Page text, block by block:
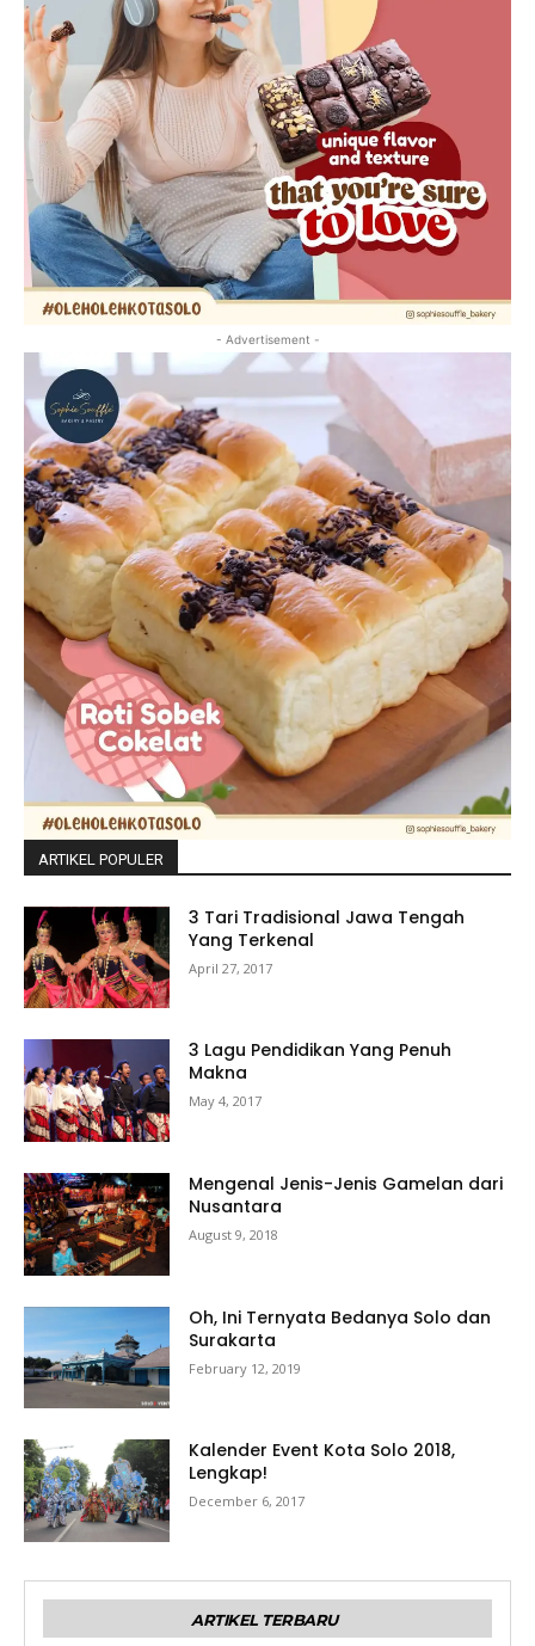
- Advertisement -
ARTIKEL POPULER
3 Tari Tradisional Jawa Tengah
Yang Terkenal
April 27, 2017
3 Lagu Pendidikan Yang Penuh
Makna
May 4, 2017
Mengenal Jenis-Jenis Gamelan dari
Nusantara
August 9, 2018
Oh, Ini Ternyata Bedanya Solo dan
Surakarta
February 12, 2019
Kalender Event Kota Solo 2018,
Lengkap!
December 6, 2017
ARTIKEL TERBARU